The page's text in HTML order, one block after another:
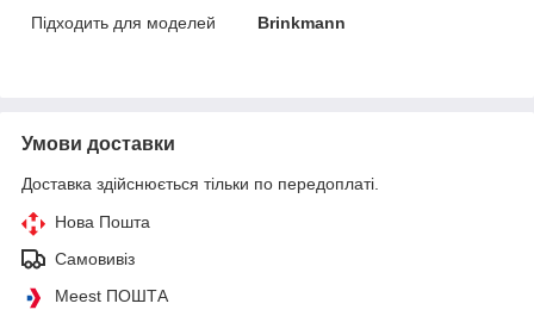
Підходить для моделей
Brinkmann
Умови доставки
Доставка здійснюється тільки по передоплаті.
Нова Пошта
Самовивіз
Meest ПОШТА